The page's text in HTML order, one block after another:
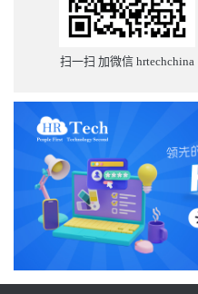
扫一扫 加微信 hrtechchina